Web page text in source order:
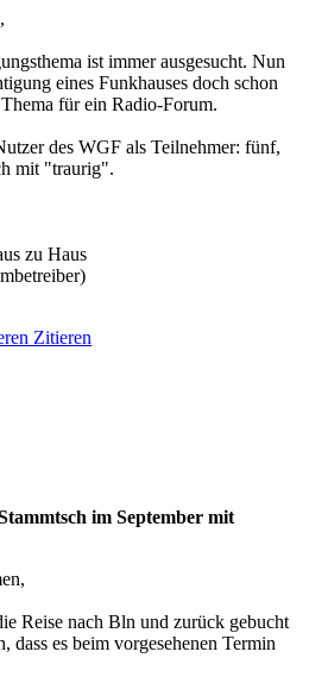
ist immer ausgesucht. Nun
eines Funkhauses doch schon
für ein Radio-Forum.
des WGF als Teilnehmer: fünf,
mit "traurig".
zu Haus
Zitieren
im September mit
Reise nach Bln und zurück gebucht
dass es beim vorgesehenen Termin